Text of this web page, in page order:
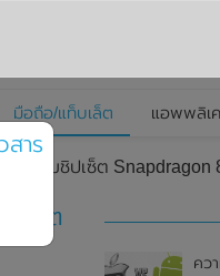
มือถือ/แท็บเล็ต แอพพลิเ
พร้อมชิปเซ็ต Snapdragon
ปเซ็ต
คว
สาร